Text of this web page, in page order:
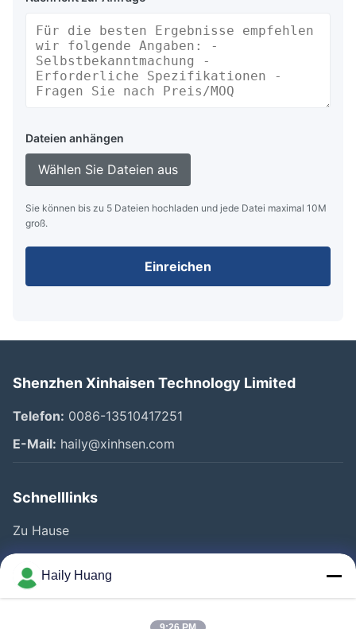
Dateien anhängen
Wählen Sie Dateien aus
Sie können bis zu 5 Dateien hochladen und jede Datei maximal 10M
groß.
Einreichen
Shenzhen Xinhaisen Technology Limited
Telefon: 0086-13510417251
E-Mail: haily@xinhsen.com
Schnelllinks
Zu Hause
Produkte
Videos
Haily Huang